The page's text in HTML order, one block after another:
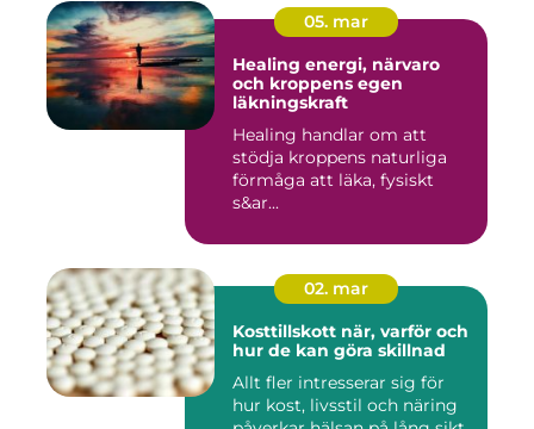
05. mar
Healing energi, närvaro
och kroppens egen
läkningskraft
Healing handlar om att
stödja kroppens naturliga
förmåga att läka, fysiskt
s&ar...
02. mar
Kosttillskott när, varför och
hur de kan göra skillnad
Allt fler intresserar sig för
hur kost, livsstil och näring